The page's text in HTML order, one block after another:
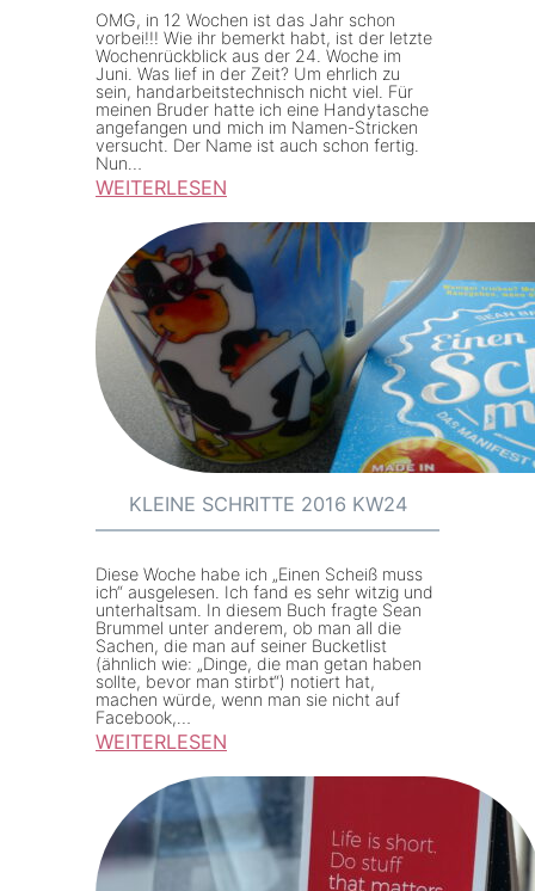
t
t
e
2
0
1
7
1
7
OMG, in 12 Wochen ist das Jahr schon
vorbei!!! Wie ihr bemerkt habt, ist der letzte
Wochenrückblick aus der 24. Woche im
Juni. Was lief in der Zeit? Um ehrlich zu
sein, handarbeitstechnisch nicht viel. Für
meinen Bruder hatte ich eine Handytasche
angefangen und mich im Namen-Stricken
versucht. Der Name ist auch schon fertig.
Nun…
WEITERLESEN
e
i
n
e
r
t
t
e
2
0
1
W
2
KLEINE SCHRITTE 2016 KW24
Diese Woche habe ich „Einen Scheiß muss
ich“ ausgelesen. Ich fand es sehr witzig und
unterhaltsam. In diesem Buch fragte Sean
Brummel unter anderem, ob man all die
Sachen, die man auf seiner Bucketlist
(ähnlich wie: „Dinge, die man getan haben
sollte, bevor man stirbt“) notiert hat,
machen würde, wenn man sie nicht auf
Facebook,…
WEITERLESEN
e